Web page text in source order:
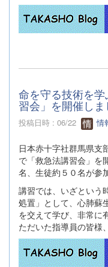
命を守る技術を
習会」を開催しま
投稿日時 : 06/22 情
日本赤十字社群馬県支
で「救急法講習会」を
名、生徒約５０名が参
講習では、いざという
処置」として、心肺蘇
を交えて学び、非常に
ただいた指導員の皆様